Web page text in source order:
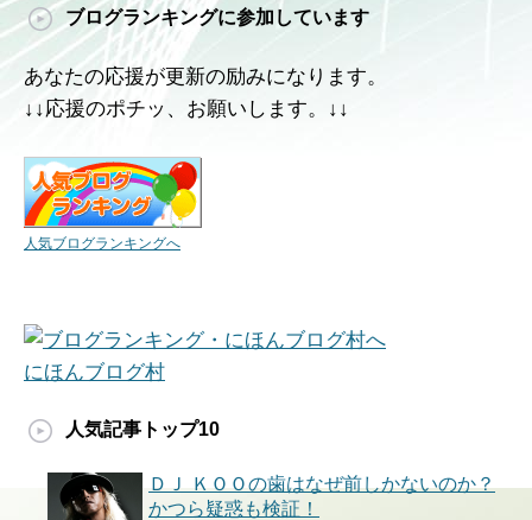
ブログランキングに参加しています
あなたの応援が更新の励みになります。
↓↓応援のポチッ、お願いします。↓↓
人気ブログランキングへ
にほんブログ村
人気記事トップ10
ＤＪ ＫＯＯの歯はなぜ前しかないのか？
かつら疑惑も検証！